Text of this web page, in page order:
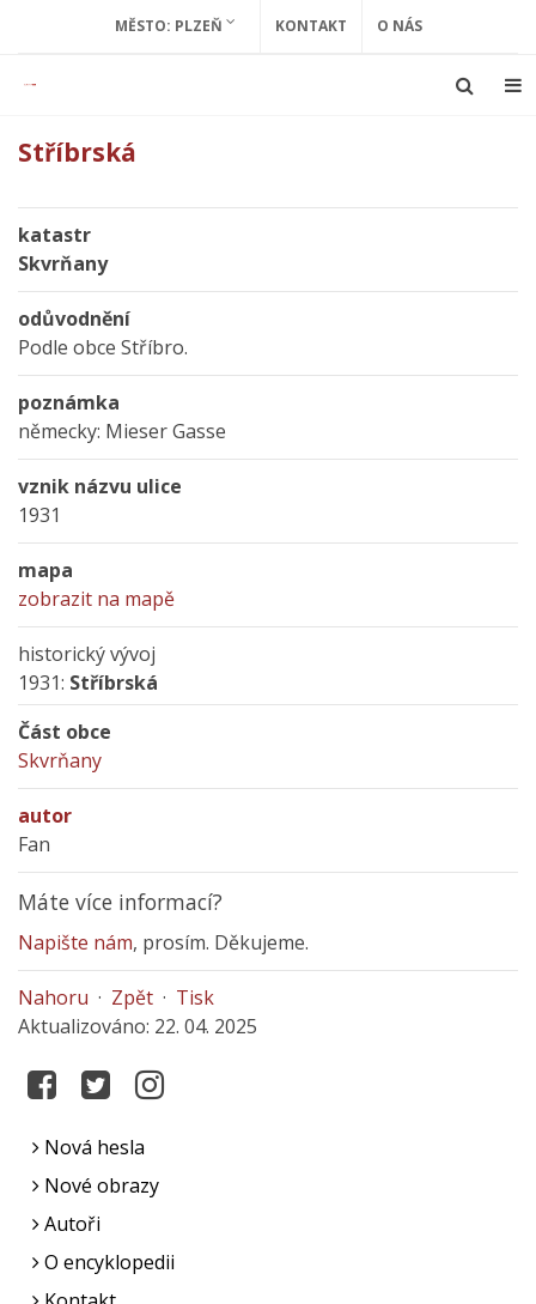
MĚSTO: PLZEŇ KONTAKT O NÁS
Stříbrská
katastr
Skvrňany
odůvodnění
Podle obce Stříbro.
poznámka
německy: Mieser Gasse
vznik názvu ulice
1931
mapa
zobrazit na mapě
historický vývoj
1931: Stříbrská
Část obce
Skvrňany
autor
Fan
Máte více informací?
Napište nám, prosím. Děkujeme.
Nahoru · Zpět · Tisk
Aktualizováno: 22. 04. 2025
Nová hesla
Nové obrazy
Autoři
O encyklopedii